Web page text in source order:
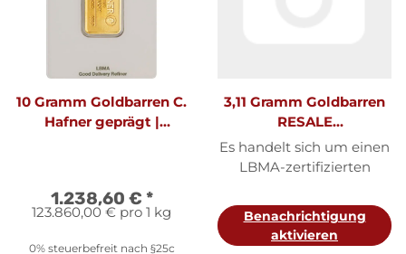
10 Gramm Goldbarren C.
Hafner geprägt |
1.238,60 € *
123.860,00 € pro 1 kg
0% steuerbefreit nach §25c
3,11 Gramm Goldbarren
RESALE
originalverpackt I. Wahl
| LBMA
Es handelt sich um einen
LBMA-zertifizierten
Meule, Heraeus, Argor-
Heraus, Umicore,
Valcambi, Degussa)
Benachrichtigung
aktivieren